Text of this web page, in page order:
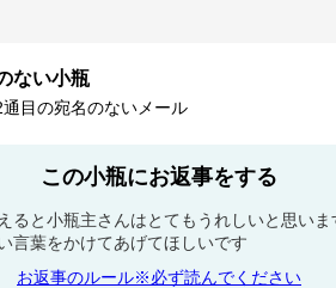
ない小瓶
目の宛名のないメール
この小瓶にお返事をする
ると小瓶主さんはとてもうれしいと思いま
言葉をかけてあげてほしいです
お返事のルール※必ず読んでください